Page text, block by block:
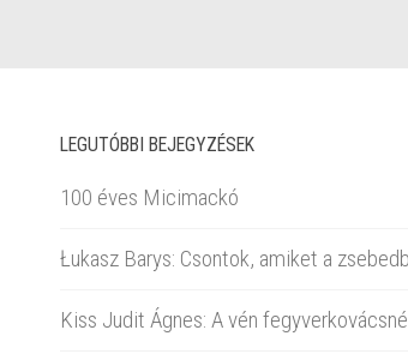
LEGUTÓBBI BEJEGYZÉSEK
100 éves Micimackó
Łukasz Barys: Csontok, amiket a
Kiss Judit Ágnes: A vén